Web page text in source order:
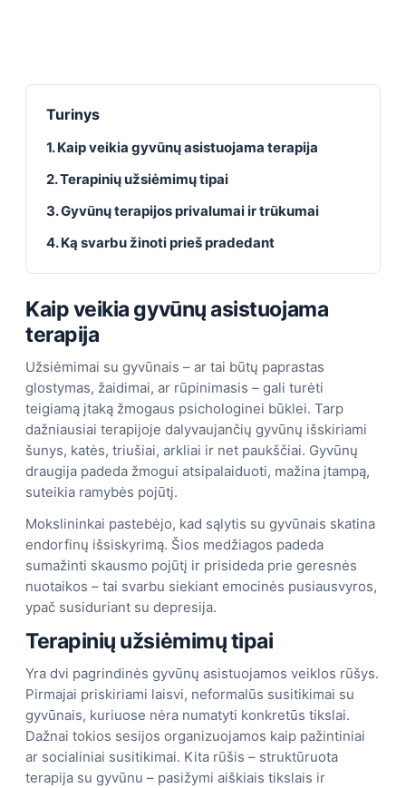
Turinys
1. Kaip veikia gyvūnų asistuojama terapija
2. Terapinių užsiėmimų tipai
3. Gyvūnų terapijos privalumai ir trūkumai
4. Ką svarbu žinoti prieš pradedant
Kaip veikia gyvūnų asistuojama
terapija
Užsiėmimai su gyvūnais – ar tai būtų paprastas
glostymas, žaidimai, ar rūpinimasis – gali turėti
teigiamą įtaką žmogaus psichologinei būklei. Tarp
dažniausiai terapijoje dalyvaujančių gyvūnų išskiriami
šunys, katės, triušiai, arkliai ir net paukščiai. Gyvūnų
draugija padeda žmogui atsipalaiduoti, mažina įtampą,
suteikia ramybės pojūtį.
Mokslininkai pastebėjo, kad sąlytis su gyvūnais skatina
endorfinų išsiskyrimą. Šios medžiagos padeda
sumažinti skausmo pojūtį ir prisideda prie geresnės
nuotaikos – tai svarbu siekiant emocinės pusiausvyros,
ypač susiduriant su depresija.
Terapinių užsiėmimų tipai
Yra dvi pagrindinės gyvūnų asistuojamos veiklos rūšys.
Pirmajai priskiriami laisvi, neformalūs susitikimai su
gyvūnais, kuriuose nėra numatyti konkretūs tikslai.
Dažnai tokios sesijos organizuojamos kaip pažintiniai
ar socialiniai susitikimai. Kita rūšis – struktūruota
terapija su gyvūnu – pasižymi aiškiais tikslais ir